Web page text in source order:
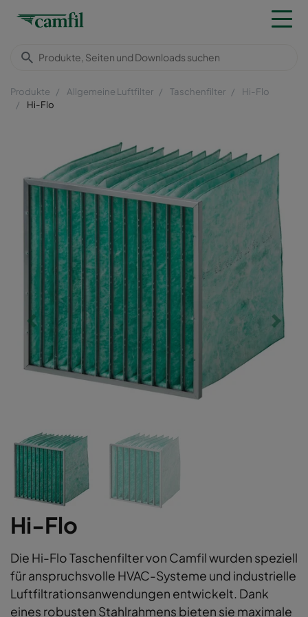
Produkte Allgemeine Luftfilter Taschenfilter
Hi-Flo
Hi-Flo
Hi-Flo
Die Hi-Flo Taschenfilter von Camfil wurden speziell
für anspruchsvolle HVAC-Systeme und industrielle
Luftfiltrationsanwendungen entwickelt. Dank
eines robusten Stahlrahmens bieten sie maximale